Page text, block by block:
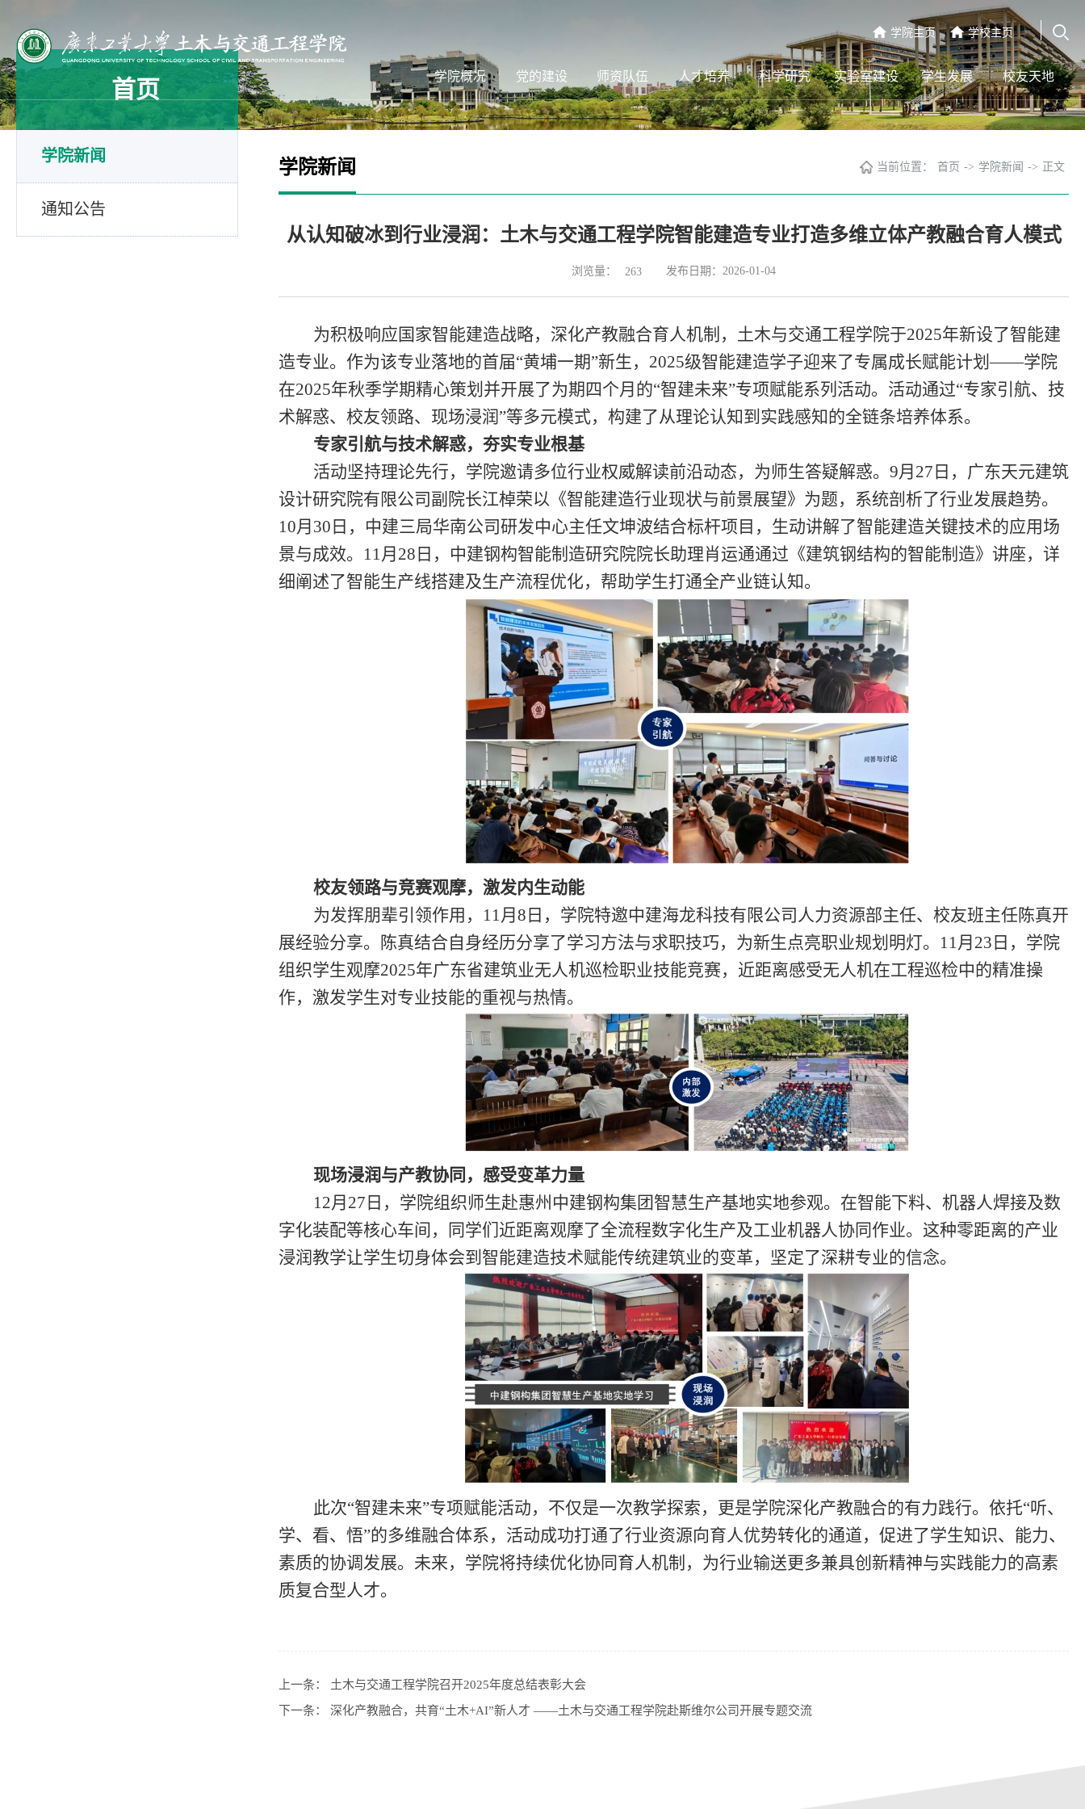
学校主页
学院主页
学院概况 党的建设 师资队伍 人才培养 科学研究 实验室建设 学生发展 校友天地
首页
学院新闻
通知公告
学院新闻 当前位置： 首页 -> 学院新闻 -> 正文
从认知破冰到行业浸润：土木与交通工程学院智能建造专业打造多维立体产教融合育人模式
浏览量： 263 发布日期：2026-01-04
为积极响应国家智能建造战略，深化产教融合育人机制，土木与交通工程学院于2025年新设了智能建
造专业。作为该专业落地的首届“黄埔一期”新生，2025级智能建造学子迎来了专属成长赋能计划——学院
在2025年秋季学期精心策划并开展了为期四个月的“智建未来”专项赋能系列活动。 活动通过“专家引航、技
术解惑、校友领路、现场浸润”等多元模式，构建了从理论认知到实践感知的全链条培养体系。
专家引航与技术解惑，夯实专业根基
活动坚持理论先行， 学院邀请多位行业权威解读前沿动态，为师生答疑解惑。 9月27日，广东天元建筑
设计研究院有限公司副院长江棹荣以《智能建造行业现状与前景展望》为题，系统剖析了行业发展趋势。
10月30日，中建三局华南公司研发中心主任文坤波结合标杆项目，生动讲解了智能建造关键技术的应用场
景与成效。11月28日，中建钢构智能制造研究院院长助理肖运通通过《建筑钢结构的智能制造》讲座，详
细阐述了智能生产线搭建及生产流程优化，帮助学生打通全产业链认知。
校友领路与竞赛观摩，激发内生动能
为发挥朋辈引领作用， 11月8日， 学院特邀中建海龙科技有限公司人力资源部主任、校友班主任陈真开
展经验分享。陈真结合自身经历分享了学习方法与求职技巧，为新生点亮职业规划明灯。 11月23日 ，学院
组织学生观摩2025年广东省建筑业无人机巡检职业技能竞赛，近距离感受无人机在工程巡检中的精准操
作，激发学生对专业技能的重视与热情。
现场浸润与产教协同，感受变革力量
12月27日， 学院组织师生赴惠州中建钢构集团智慧生产基地实地参观。在智能下料、机器人焊接及数
字化装配等核心车间，同学们近距离观摩了全流程数字化生产及工业机器人协同作业。这种零距离的产业
浸润教学让学生切身体会到智能建造技术赋能传统建筑业的变革，坚定了深耕专业的信念。
此次“智建未来”专项赋能活动，不仅是一次教学探索，更是学院深化产教融合的有力践行。依托“听、
学、看、悟”的多维融合体系，活动成功打通了行业资源向育人优势转化的通道，促进了学生知识、能力、
素质的协调发展。未来，学院将持续优化协同育人机制，为行业输送更多兼具创新精神与实践能力的高素
质复合型人才。
上一条： 土木与交通工程学院召开2025年度总结表彰大会
下一条： 深化产教融合，共育“土木+AI”新人才 ——土木与交通工程学院赴斯维尔公司开展专题交流